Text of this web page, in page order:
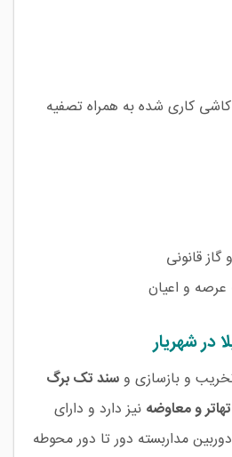
کاری شده به همراه تصفیه
قانونی
و اعیان
در شهریار
و بازسازی وسند تک برگ
تهاتر و معاوضه نیز دارد و دارای
مداربسته دور تا دور محوطه